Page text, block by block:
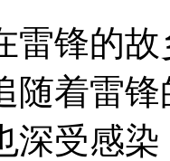
理价位
锋的故
随着雷
深受感